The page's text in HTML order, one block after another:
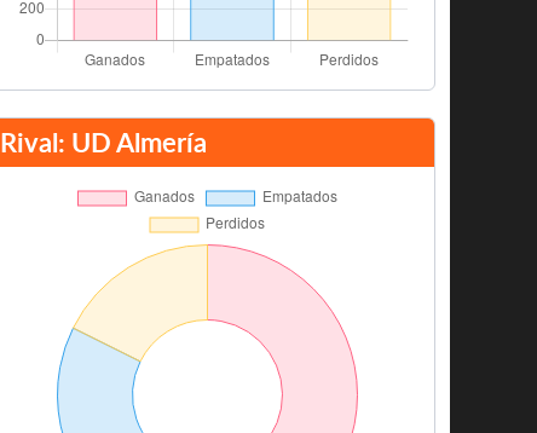
Rival: UD Almería